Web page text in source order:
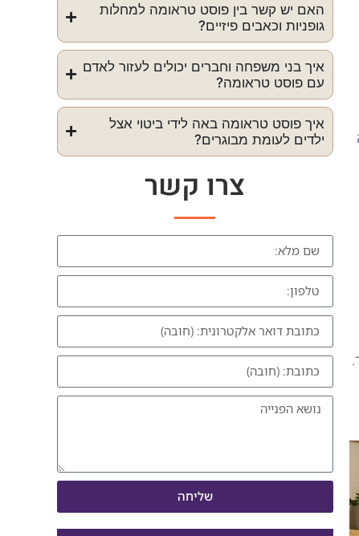
האם יש קשר בין פוסט טראומה למחלות
גופניות וכאבים פיזיים?
איך בני משפחה וחברים יכולים לעזור לאדם
עם פוסט טראומה?
איך פוסט טראומה באה לידי ביטוי אצל
ילדים לעומת מבוגרים?
צרו קשר
שליחה